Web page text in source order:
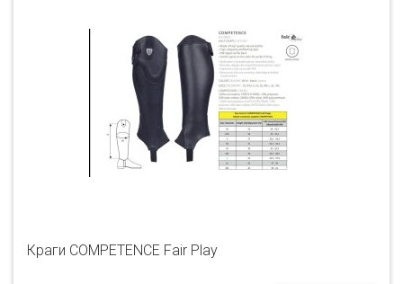
Краги COMPETENCE Fair Play